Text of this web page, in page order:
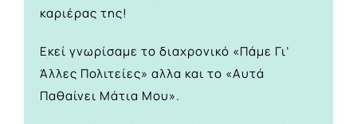
καριέρας της!
Εκεί γνωρίσαμε το διαχρονικό «Πάμε Γι’
Άλλες Πολιτείες» αλλα και το «Αυτά
Παθαίνει Μάτια Μου».